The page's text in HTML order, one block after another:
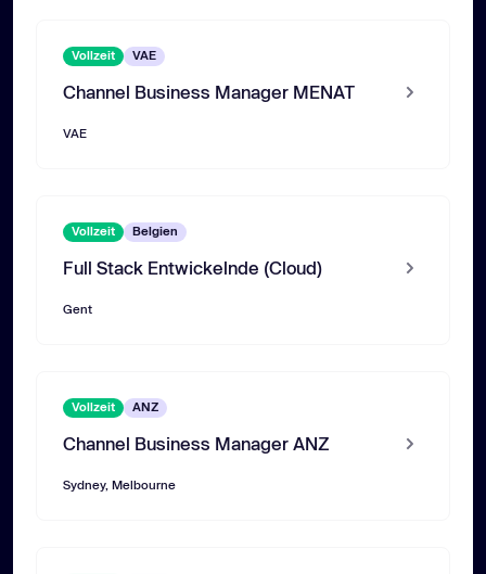
Vollzeit VAE
Channel Business Manager MENAT
VAE
Vollzeit Belgien
Full Stack Entwickelnde (Cloud)
Gent
Vollzeit ANZ
Channel Business Manager ANZ
Sydney, Melbourne